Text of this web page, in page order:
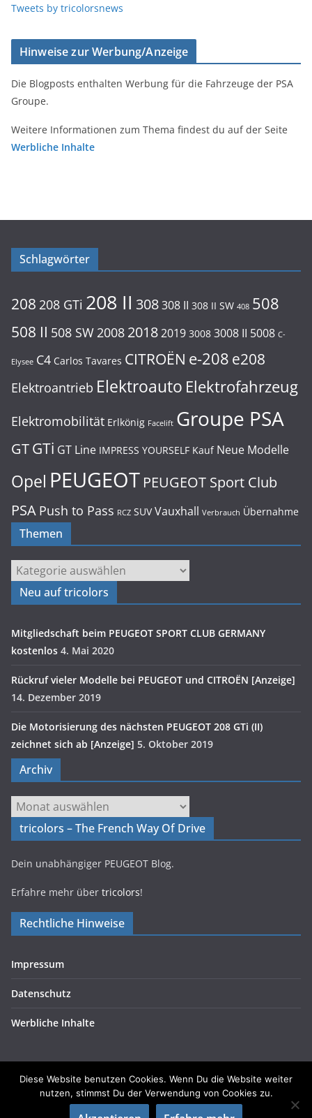
Tweets by tricolorsnews
Hinweise zur Werbung/Anzeige
Die Blogposts enthalten Werbung für die Fahrzeuge der PSA
Groupe.
Weitere Informationen zum Thema findest du auf der Seite
Werbliche Inhalte
Schlagwörter
208 208 GTi 208 II 308308 II 308 II SW 408 508
508 II 508 SW 2008 20182019 3008 3008 II 5008 C-
Elysee C4 Carlos Tavares CITROËN e-208 e208
Elektroantrieb Elektroauto Elektrofahrzeug
Elektromobilität Erlkönig Facelift Groupe PSA
GTGTi GT Line IMPRESS YOURSELF Kauf Neue Modelle
Opel PEUGEOT PEUGEOT Sport Club
PSA Push to Pass RCZ SUV Vauxhall Verbrauch Übernahme
Themen
Themen
Neu auf tricolors
Mitgliedschaft beim PEUGEOT SPORT CLUB GERMANY
kostenlos 4. Mai 2020
Rückruf vieler Modelle bei PEUGEOT und CITROËN [Anzeige]
14. Dezember 2019
Die Motorisierung des nächsten PEUGEOT 208 GTi (II)
zeichnet sich ab [Anzeige] 5. Oktober 2019
Archiv
Archiv
tricolors – The French Way Of Drive
Dein unabhängiger PEUGEOT Blog.
Erfahre mehr über tricolors!
Rechtliche Hinweise
Impressum
Datenschutz
Werbliche Inhalte
Copyright © 2026tricolors. Alle Rechte vorbehalten.
Diese Website benutzen Cookies. Wenn Du die Website weiter
nutzen, stimmst Du der Verwendung von Cookies zu.